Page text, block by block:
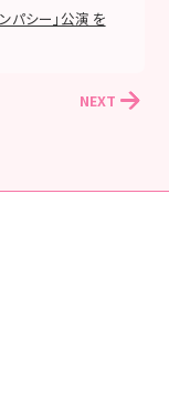
パシー」公演 を
NEXT